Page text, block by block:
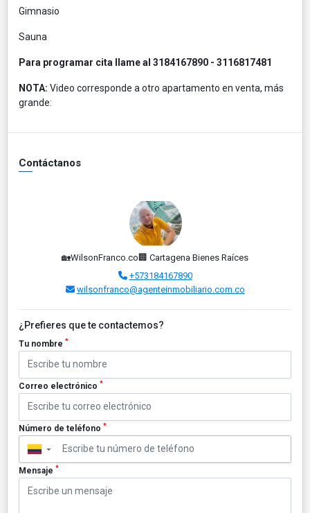
Gimnasio
Sauna
Para programar cita llame al 3184167890 - 3116817481
NOTA: Video corresponde a otro apartamento en venta, más
grande:
Contáctanos
🏡WilsonFranco.co🏢 Cartagena Bienes Raíces
+573184167890
wilsonfranco@agenteinmobiliario.com.co
¿Prefieres que te contactemos?
Tu nombre *
Correo electrónico *
Número de teléfono *
▼
Mensaje *